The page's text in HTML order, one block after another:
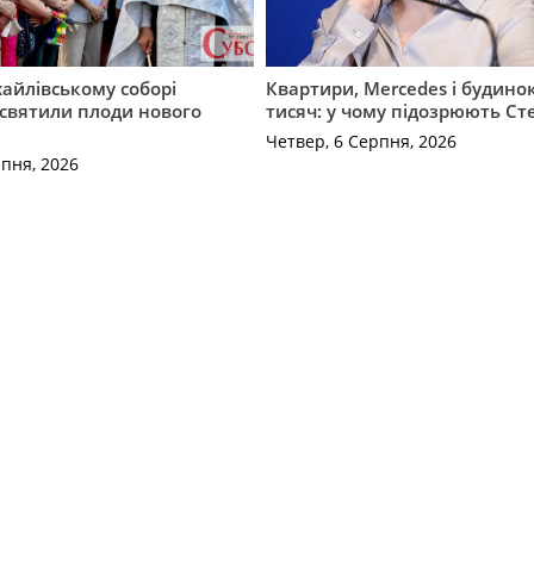
соборі
плоди нового
2026
Квартири, Mercedes і
тисяч: у чому підозрюють
Четвер, 6 Серпня, 2026